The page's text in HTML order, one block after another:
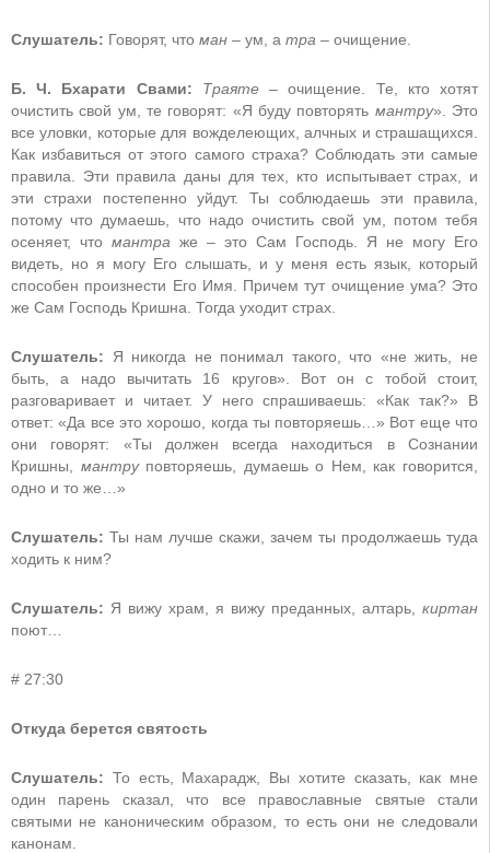
Слушатель: Говорят, что ман – ум, а тра – очищение.
Б. Ч. Бхарати Свами: Траяте– очищение. Те, кто хотят
очистить свой ум, те говорят: «Я буду повторять мантру». Это
все уловки, которые для вожделеющих, алчных и страшащихся.
Как избавиться от этого самого страха? Соблюдать эти самые
правила. Эти правила даны для тех, кто испытывает страх, и
эти страхи постепенно уйдут. Ты соблюдаешь эти правила,
потому что думаешь, что надо очистить свой ум, потом тебя
осеняет, что мантра же – это Сам Господь. Я не могу Его
видеть, но я могу Его слышать, и у меня есть язык, который
способен произнести Его Имя. Причем тут очищение ума? Это
же Сам Господь Кришна. Тогда уходит страх.
Слушатель: Я никогда не понимал такого, что «не жить, не
быть, а надо вычитать 16 кругов». Вот он с тобой стоит,
разговаривает и читает. У него спрашиваешь: «Как так?» В
ответ: «Да все это хорошо, когда ты повторяешь…» Вот еще что
они говорят: «Ты должен всегда находиться в Сознании
Кришны, мантруповторяешь, думаешь о Нем, как говорится,
одно и то же…»
Слушатель: Ты нам лучше скажи, зачем ты продолжаешь туда
ходить к ним?
Слушатель: Я вижу храм, я вижу преданных, алтарь, киртан
поют…
# 27:30
Откуда берется святость
Слушатель: То есть, Махарадж, Вы хотите сказать, как мне
один парень сказал, что все православные святые стали
святыми не каноническим образом, то есть они не следовали
канонам.